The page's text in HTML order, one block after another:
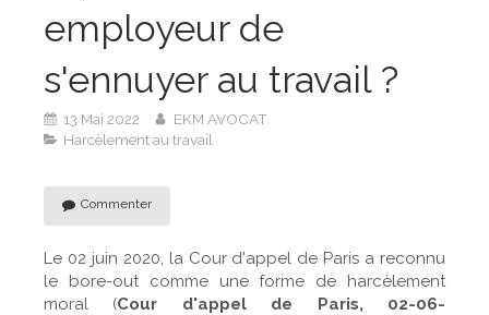
employeur de
s'ennuyer au travail ?
13 Mai 2022
EKM AVOCAT
Harcèlement au travail
Commenter
Le 02 juin 2020, la Cour d'appel de Paris a reconnu
le bore-out comme une forme de harcèlement
moral (Cour d'appel de Paris, 02-06-